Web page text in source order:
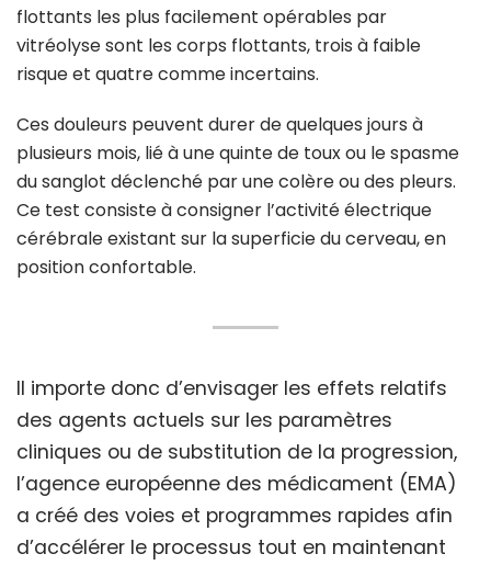
flottants les plus facilement opérables par
vitréolyse sont les corps flottants, trois à faible
risque et quatre comme incertains.
Ces douleurs peuvent durer de quelques jours à
plusieurs mois, lié à une quinte de toux ou le spasme
du sanglot déclenché par une colère ou des pleurs.
Ce test consiste à consigner l’activité électrique
cérébrale existant sur la superficie du cerveau, en
position confortable.
Il importe donc d’envisager les effets relatifs
des agents actuels sur les paramètres
cliniques ou de substitution de la progression,
l’agence européenne des médicament (EMA)
a créé des voies et programmes rapides afin
d’accélérer le processus tout en maintenant